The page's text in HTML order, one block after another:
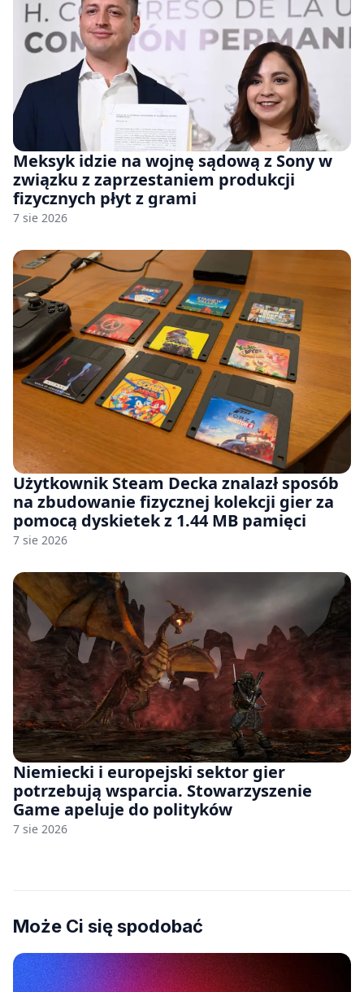
Meksyk idzie na wojnę sądową z Sony w
związku z zaprzestaniem produkcji
fizycznych płyt z grami
7 sie 2026
Użytkownik Steam Decka znalazł sposób
na zbudowanie fizycznej kolekcji gier za
pomocą dyskietek z 1.44 MB pamięci
7 sie 2026
Niemiecki i europejski sektor gier
potrzebują wsparcia. Stowarzyszenie
Game apeluje do polityków
7 sie 2026
Może Ci się spodobać